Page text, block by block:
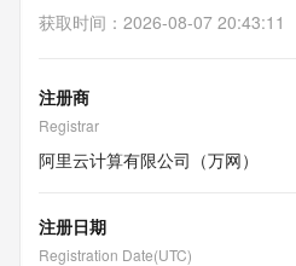
获取时间 ： 2026-08-07 20:43:11
注册商
Registrar
阿里云计算有限公司（万网）
注册日期
Registration Date(UTC)